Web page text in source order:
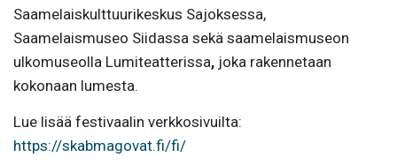
Saamelaiskulttuurikeskus Sajoksessa,
Saamelaismuseo Siidassa sekä saamelaismuseon
ulkomuseolla Lumiteatterissa, joka rakennetaan
kokonaan lumesta.
Lue lisää festivaalin verkkosivuilta:
https://skabmagovat.fi/fi/